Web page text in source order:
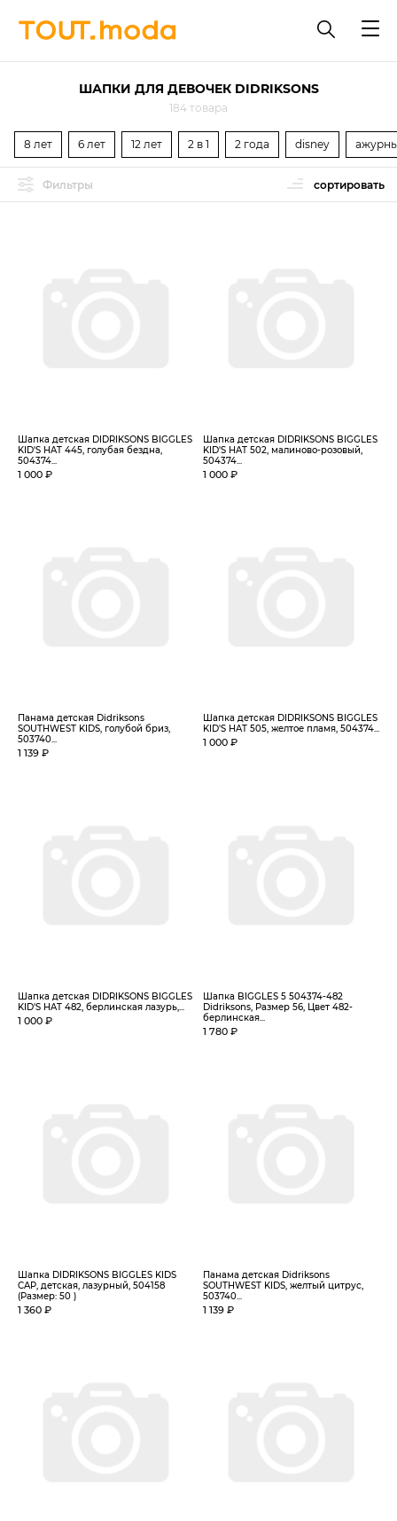
ШАПКИ ДЛЯ ДЕВОЧЕК DIDRIKSONS
184 товара
8 лет 6 лет 12 лет 2 в 1 2 года disney
Фильтры сортировать
Шапка детская DIDRIKSONS BIGGLES
KID'S HAT 445, голубая бездна,
504374...
1 000 ₽
Шапка детская DIDRIKSONS BIGGLES
KID'S HAT 502, малиново-розовый,
504374...
1 000 ₽
Панама детская Didriksons
SOUTHWEST KIDS, голубой бриз,
503740...
1 139 ₽
Шапка детская DIDRIKSONS BIGGLES
KID'S HAT 505, желтое пламя, 504374...
1 000 ₽
Шапка детская DIDRIKSONS BIGGLES
KID'S HAT 482, берлинская лазурь,...
1 000 ₽
Шапка BIGGLES 5 504374-482
Didriksons, Размер 56, Цвет 482-
берлинская...
1 780 ₽
Шапка DIDRIKSONS BIGGLES KIDS
CAP, детская, лазурный, 504158
(Размер: 50 )
1 360 ₽
Панама детская Didriksons
SOUTHWEST KIDS, желтый цитрус,
503740...
1 139 ₽